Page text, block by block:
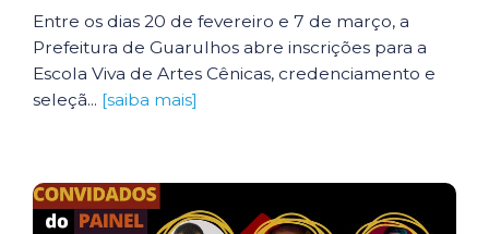
Entre os dias 20 de fevereiro e 7 de março, a
Prefeitura de Guarulhos abre inscrições para a
Escola Viva de Artes Cênicas, credenciamento e
seleçã... [saiba mais]